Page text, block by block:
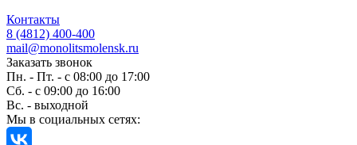
Контакты
8 (4812) 400-400
mail@monolitsmolensk.ru
Заказать звонок
Пн. - Пт. - с 08:00 до 17:00
Сб. - с 09:00 до 16:00
Вс. - выходной
Мы в социальных сетях: